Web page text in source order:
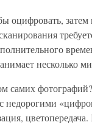
оцифровать, затем
несколько
самих